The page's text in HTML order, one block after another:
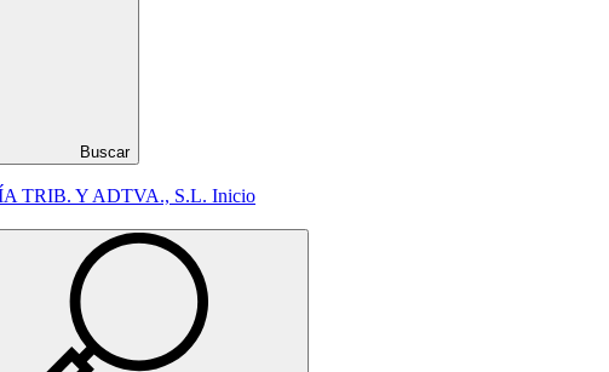
Buscar
Inicio